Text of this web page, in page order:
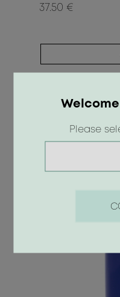
37.50 €
Welcome
Please